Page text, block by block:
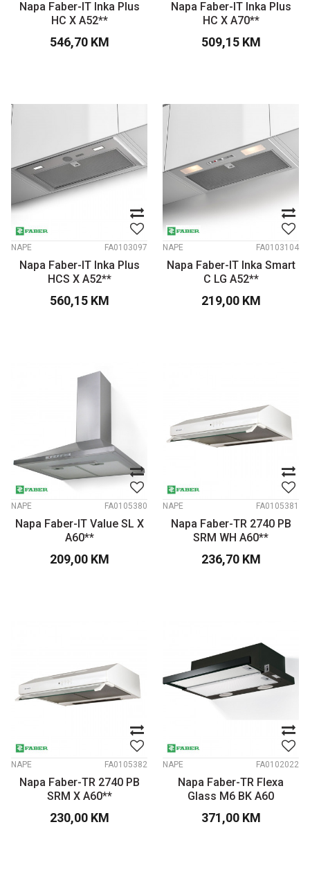
Napa Faber-IT Inka Plus
HC X A52**
546,70 KM
Napa Faber-IT Inka Plus
HC X A70**
509,15 KM
NAPE FA0103097
Napa Faber-IT Inka Plus
HCS X A52**
560,15 KM
NAPE FA0103104
Napa Faber-IT Inka Smart
C LG A52**
219,00 KM
NAPE FA0105380
Napa Faber-IT Value SL X
A60**
209,00 KM
NAPE FA0105381
Napa Faber-TR 2740 PB
SRM WH A60**
236,70 KM
NAPE FA0105382
Napa Faber-TR 2740 PB
SRM X A60**
230,00 KM
NAPE FA0102022
Napa Faber-TR Flexa
Glass M6 BK A60
371,00 KM